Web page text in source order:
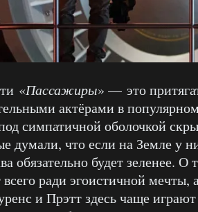
«Пассажиры» — это
актёрами в
симпатичной оболочкой
думали, что если на Земле у
обязательно будет зеленее. О
всего ради эгоистичной
и Прэтт здесь чаще